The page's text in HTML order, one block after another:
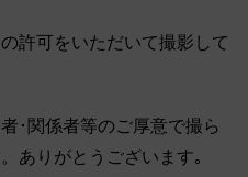
許可をいただいて撮影して
･関係者等のご厚意で撮ら
ありがとうございます｡